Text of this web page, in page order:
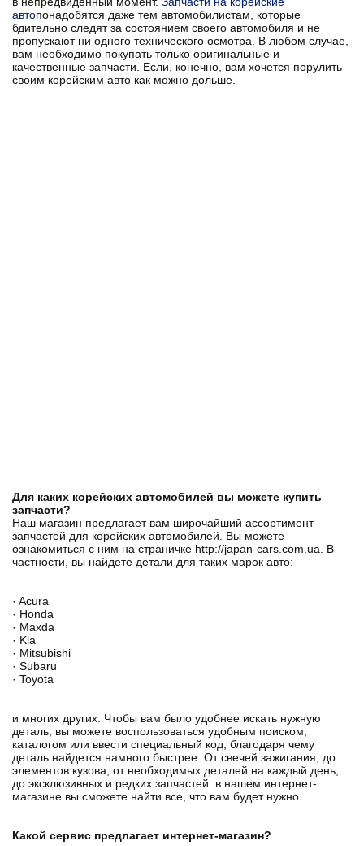
автопонадобятся даже тем автомобилистам, которые
бдительно следят за состоянием своего автомобиля и не
пропускают ни одного технического осмотра. В любом случае,
вам необходимо покупать только оригинальные и
качественные запчасти. Если, конечно, вам хочется порулить
своим корейским авто как можно дольше.
Для каких корейских автомобилей вы можете купить
запчасти?
Наш магазин предлагает вам широчайший ассортимент
запчастей для корейских автомобилей. Вы можете
ознакомиться с ним на страничке http://japan-cars.com.ua. В
частности, вы найдете детали для таких марок авто:
· Acura
· Honda
· Maxda
· Kia
· Mitsubishi
· Subaru
· Toyota
и многих других. Чтобы вам было удобнее искать нужную
деталь, вы можете воспользоваться удобным поиском,
каталогом или ввести специальный код, благодаря чему
деталь найдется намного быстрее. От свечей зажигания, до
элементов кузова, от необходимых деталей на каждый день,
до эксклюзивных и редких запчастей: в нашем интернет-
магазине вы сможете найти все, что вам будет нужно.
Какой сервис предлагает интернет-магазин?